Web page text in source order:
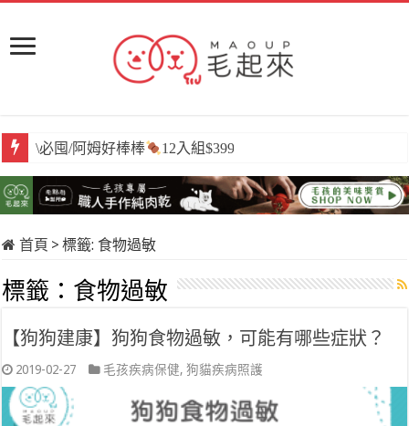
\必囤/阿姆好棒棒 12入組$399
首頁 > 標籤: 食物過敏
標籤： 食物過敏
【狗狗建康】狗狗食物過敏，可能有哪些症狀？
2019-02-27 毛孩疾病保健,狗貓疾病照護